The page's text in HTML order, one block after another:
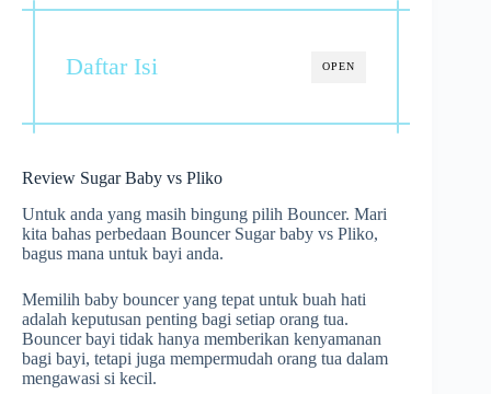
OPEN
Daftar Isi
Review Sugar Baby vs Pliko
Untuk anda yang masih bingung pilih Bouncer. Mari
kita bahas perbedaan Bouncer Sugar baby vs Pliko,
bagus mana untuk bayi anda.
Memilih baby bouncer yang tepat untuk buah hati
adalah keputusan penting bagi setiap orang tua.
Bouncer bayi tidak hanya memberikan kenyamanan
bagi bayi, tetapi juga mempermudah orang tua dalam
mengawasi si kecil.